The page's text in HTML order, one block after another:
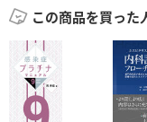
この商品を買った